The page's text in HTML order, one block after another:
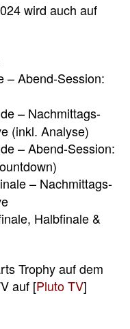
wird auch auf
– Abend-Session:
– Nachmittags-
(inkl. Analyse)
– Abend-Session:
– Nachmittags-
Halbfinale &
Trophy auf dem
auf [Pluto TV]